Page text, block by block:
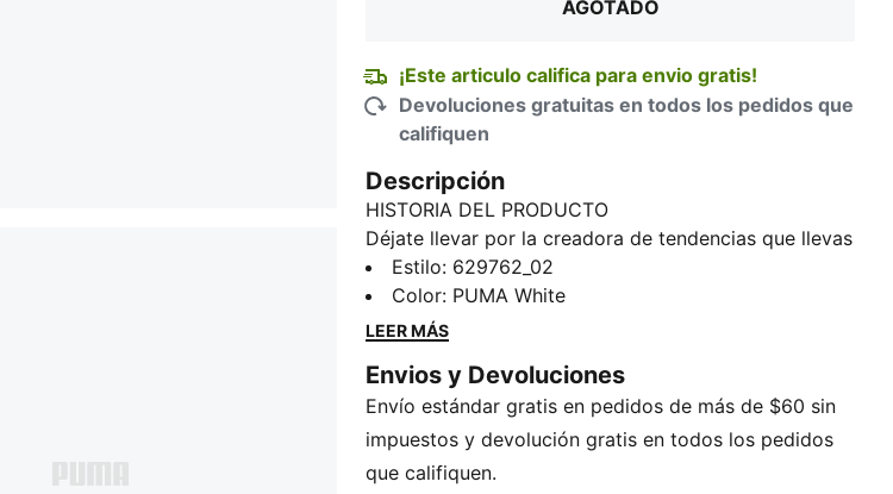
AGOTADO
¡Este articulo califica para envio gratis!
Devoluciones gratuitas en todos los pedidos que
califiquen
Descripción
HISTORIA DEL PRODUCTO
Déjate llevar por la creadora de tendencias que llevas
dentro con esta falda PUMA. Con un ícono PUMA Cat
bordado, cintura elástica y ruedo con cordones
elásticos ajustables, es la prenda perfecta para
declaración de estilo. Adueñate de un look que
parece sin esfuerzo y brilla con PUMA.
CARACTERÍSTICAS Y BENEFICIOS
Producto fabricado con material 100% reciclado, a
Estilo: 629762_02
Color: PUMA White
LEER MÁS
Envios y Devoluciones
Envío estándar gratis en pedidos de más de $60 sin
impuestos y devolución gratis en todos los pedidos
que califiquen.